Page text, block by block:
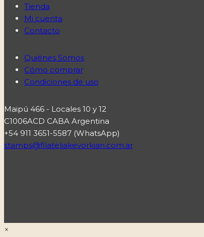
Tienda
Mi cuenta
Contacto
Quiénes Somos
Cómo comprar
Condiciones de uso
Maipú 466 - Locales 10 y 12
C1006ACD CABA Argentina
+54 911 3651-5587 (WhatsApp)
stamps@filateliakevorkian.com.ar
×